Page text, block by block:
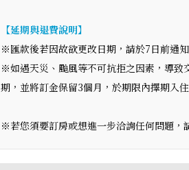
【延期與退費說明】
※匯款後若因故欲更改日期，請於7日前通
※如遇天災、颱風等不可抗拒之因素，導致
期，並將訂金保留3個月，於期限內擇期入住
※若您須要訂房或想進一步洽詢任何問題，